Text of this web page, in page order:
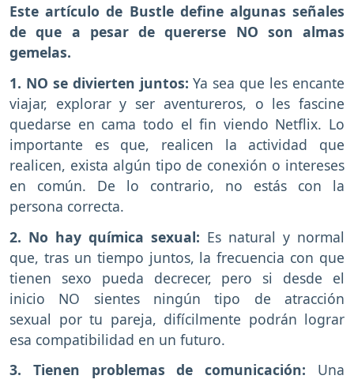
Este artículo de Bustle define algunas señales
de que a pesar de quererse NO son almas
gemelas.
1. NO se divierten juntos:Ya sea que les encante
viajar, explorar y ser aventureros, o les fascine
quedarse en cama todo el fin viendo Netflix. Lo
importante es que, realicen la actividad que
realicen, exista algún tipo de conexión o intereses
en común. De lo contrario, no estás con la
persona correcta.
2. No hay química sexual: Es natural y normal
que, tras un tiempo juntos, la frecuencia con que
tienen sexo pueda decrecer, pero si desde el
inicio NO sientes ningún tipo de atracción
sexual por tu pareja, difícilmente podrán lograr
esa compatibilidad en un futuro.
3. Tienen problemas de comunicación: Una